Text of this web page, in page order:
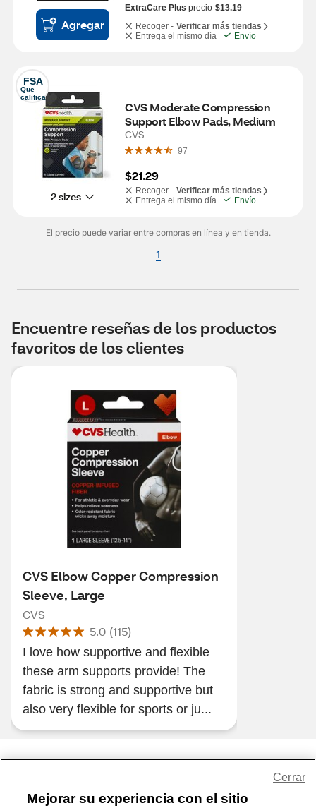
Agregar
ExtraCare Plus precio $13.19
Recoger - Verificar más tiendas
Entrega el mismo día
Envío
FSA
Que
califica
2 sizes
CVS Moderate Compression
Support Elbow Pads, Medium
CVS
97
$21.29
Recoger - Verificar más tiendas
Entrega el mismo día
Envío
El precio puede variar entre compras en línea y en tienda.
1
Encuentre reseñas de los productos
favoritos de los clientes
CVS Elbow Copper Compression
Sleeve, Large
CVS
5.0 (115)
I love how supportive and flexible
these arm supports provide! The
fabric is strong and supportive but
also very flexible for sports or ju...
Mejorar su experiencia con el sitio
Cerrar